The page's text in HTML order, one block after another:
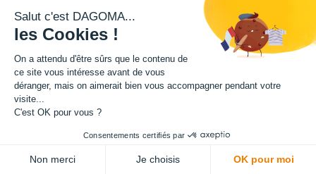
Salut c'est DAGOMA...
les Cookies !
On a attendu d'être sûrs que le contenu de
ce site vous intéresse avant de vous
déranger, mais on aimerait bien vous accompagner pendant votre
visite...
C'est OK pour vous ?
Consentements certifiés par
Non merci Je choisis OK pour moi